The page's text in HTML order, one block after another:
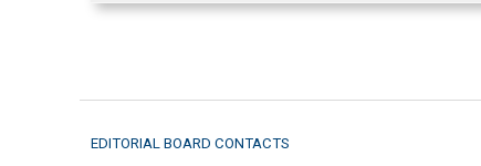
EDITORIAL BOARD CONTACTS